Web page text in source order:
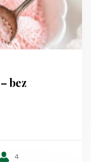
bez
4